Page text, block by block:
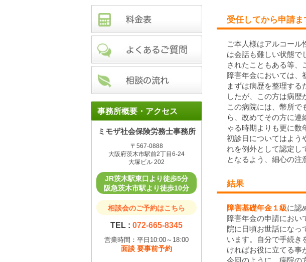
受任してから申請
ご本人様はアルコール
は会話も難しい状態で
されたこともある等、
障害年金においては、
まずは病歴を整理する
したが、この方は病歴
この病院には、幣所で
ら、改めてその方に連
ゃる時期よりも更に数
初診日についてはよう
れを例外として認定し
となるよう、細心の注
結果
障害基礎年金１級に認
障害年金の申請におい
院に日頃お世話になっ
います。自分で手続き
ければお役に立てる事
今回のように、病院の
事務所概要・アクセス
ミモザ社会保険労務士事務所
〒567-0888
大阪府茨木市駅前2丁目6-24
大塚ビル 202
JR茨木駅東口より徒歩5分
阪急茨木市駅より徒歩10分
相談会のご予約はこちら
TEL : 072-665-8345
営業時間：平日10:00～18:00
面談 要事前予約